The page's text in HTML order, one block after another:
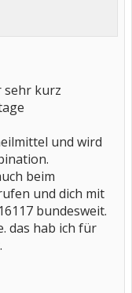
sehr kurz
und wird
beim
und dich mit
bundesweit.
das hab ich für